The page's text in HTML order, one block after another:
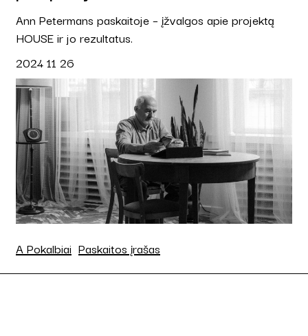
Ann Petermans paskaitoje – įžvalgos apie projektą
HOUSE ir jo rezultatus.
2024 11 26
A Pokalbiai Paskaitos įrašas